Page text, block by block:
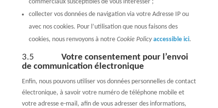
commerciaux susceptibles de vous intéresser ;
collecter vos données de navigation via votre Adresse IP ou
avec nos cookies. Pour l’utilisation que nous faisons des
cookies, nous renvoyons à notre Cookie Policy accessible ici.
3.5 Votre consentement pour l’envoi
de communication électronique
Enfin, nous pouvons utiliser vos données personnelles de contact
électronique, à savoir votre numéro de téléphone mobile et
votre adresse e-mail, afin de vous adresser des informations,